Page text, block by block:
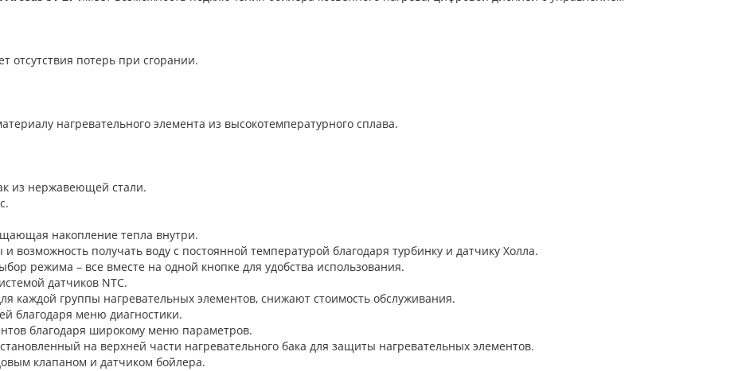
отсутствия потерь при сгорании.
нагревательного элемента из высокотемпературного сплава.
из нержавеющей стали.
накопление тепла внутри.
возможность получать воду с постоянной температурой благодаря турбинку и датчику Холла.
режима – все вместе на одной кнопке для удобства использования.
датчиков NTC.
каждой группы нагревательных элементов, снижают стоимость обслуживания.
благодаря меню диагностики.
благодаря широкому меню параметров.
на верхней части нагревательного бака для защиты нагревательных элементов.
клапаном и датчиком бойлера.